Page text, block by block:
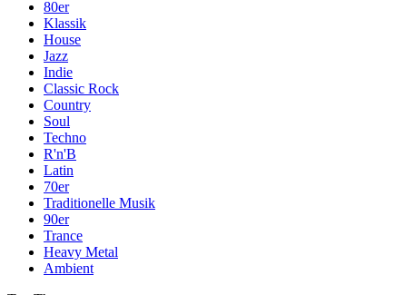
80er
Klassik
House
Jazz
Indie
Classic Rock
Country
Soul
Techno
R'n'B
Latin
70er
Traditionelle Musik
90er
Trance
Heavy Metal
Ambient